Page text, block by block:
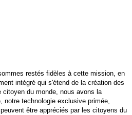
restés fidèles à cette mission, en
intégré qui s'étend de la création des
du monde, nous avons la
notre technologie exclusive primée,
être appréciés par les citoyens du